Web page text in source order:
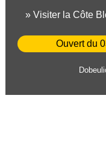
» Visiter la Côte
Ouvert du